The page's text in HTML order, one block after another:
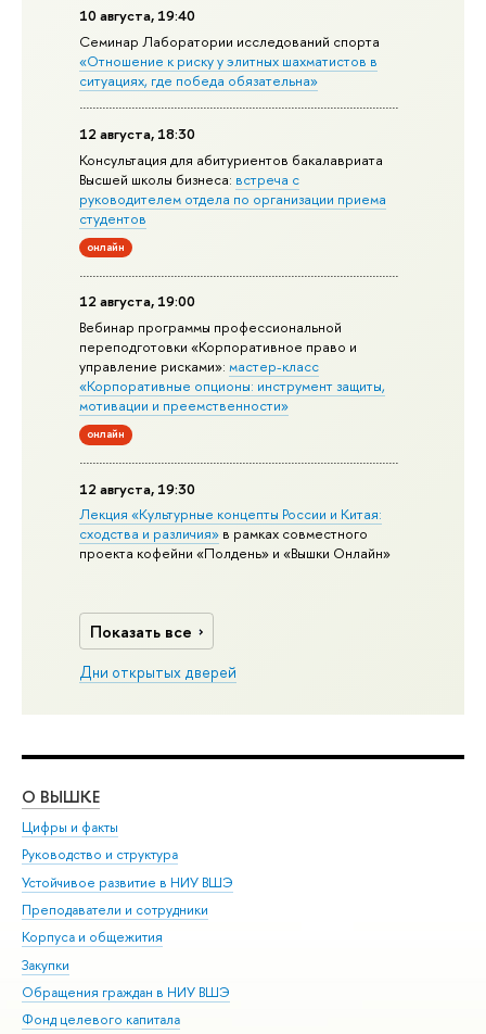
10 августа, 19:40
Семинар Лаборатории исследований спорта
«Отношение к риску у элитных шахматистов в
ситуациях, где победа обязательна»
12 августа, 18:30
Консультация для абитуриентов бакалавриата
Высшей школы бизнеса: встреча с
руководителем отдела по организации приема
студентов
онлайн
12 августа, 19:00
Вебинар программы профессиональной
переподготовки «Корпоративное право и
управление рисками»:мастер-класс
«Корпоративные опционы: инструмент защиты,
мотивации и преемственности»
онлайн
12 августа, 19:30
Лекция «Культурные концепты России и Китая:
сходства и различия» в рамках совместного
проекта кофейни «Полдень» и «Вышки Онлайн»
Показать все
Дни открытых дверей
О ВЫШКЕ
Цифры и факты
Руководство и структура
Устойчивое развитие в НИУ ВШЭ
Преподаватели и сотрудники
Корпуса и общежития
Закупки
Обращения граждан в НИУ ВШЭ
Фонд целевого капитала